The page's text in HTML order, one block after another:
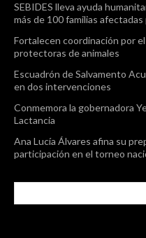
SEBIDES lleva ayuda
más de 100 familias afectadas
Fortalecen coordinación por
protectoras de animales
Escuadrón de Salvamento
en dos intervenciones
Conmemora la gobernadora
Lactancia
Ana Lucía Álvares afina su
participación en el torneo